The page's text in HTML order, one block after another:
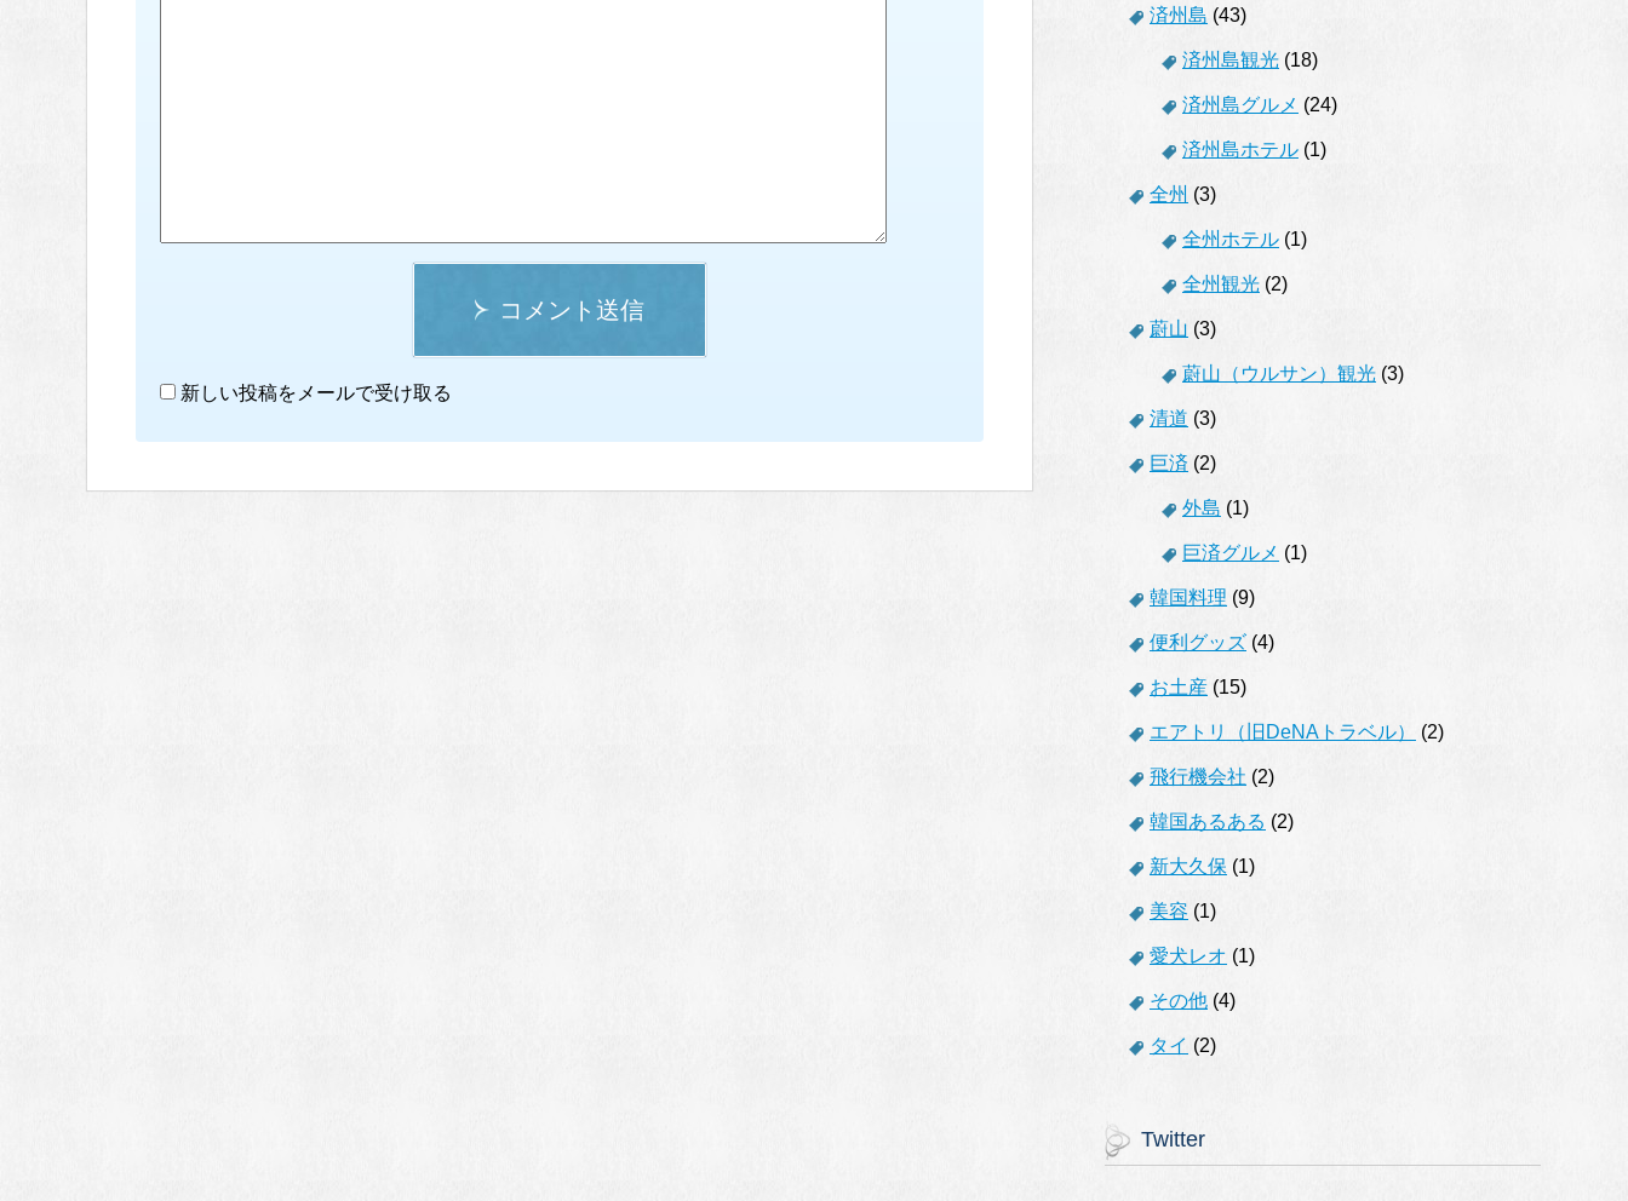
コメント送信
新しい投稿をメールで受け取る
済州島 (43)
済州島観光 (18)
済州島グルメ (24)
済州島ホテル (1)
全州 (3)
全州ホテル (1)
全州観光 (2)
蔚山 (3)
蔚山（ウルサン）観光 (3)
清道 (3)
巨済 (2)
外島 (1)
巨済グルメ (1)
韓国料理 (9)
便利グッズ (4)
お土産 (15)
エアトリ（旧DeNAトラベル） (2)
飛行機会社 (2)
韓国あるある (2)
新大久保 (1)
美容 (1)
愛犬レオ (1)
その他 (4)
タイ (2)
Twitter